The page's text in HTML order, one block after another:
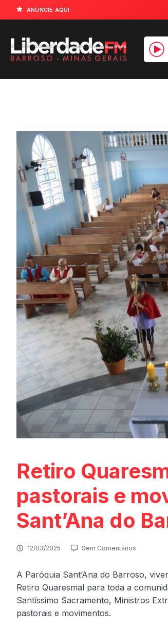
ANÚNCIE AQUI
Retiro
pastorais e
Sant’Ana do
12/03/2025 Sem Comentários
A Paróquia Sant’Ana do Barroso,
Retiro Quaresmal para toda a
Santíssimo Sacramento, Ministros
pastorais e movimentos.